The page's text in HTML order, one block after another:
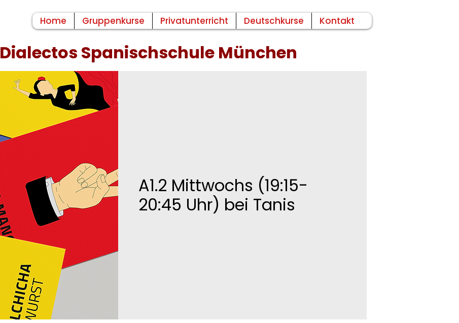
Home Gruppenkurse Privatunterricht Deutschkurse Kontakt
Dialectos Spanischschule München
A1.2 Mittwochs (19:15-
20:45 Uhr) bei Tanis